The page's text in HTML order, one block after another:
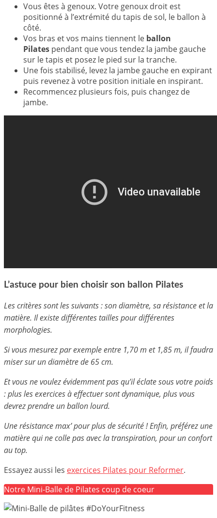
Vous êtes à genoux. Votre genoux droit est
positionné à l’extrémité du tapis de sol, le ballon à
côté.
Vos bras et vos mains tiennent le ballon
Pilates pendant que vous tendez la jambe gauche
sur le tapis et posez le pied sur la tranche.
Une fois stabilisé, levez la jambe gauche en expirant
puis revenez à votre position initiale en inspirant.
Recommencez plusieurs fois, puis changez de
jambe.
L’astuce pour bien choisir son ballon Pilates
Les critères sont les suivants : son diamètre, sa résistance et la
matière. Il existe différentes tailles pour différentes
morphologies.
Si vous mesurez par exemple entre 1,70 m et 1,85 m, il faudra
miser sur un diamètre de 65 cm.
Et vous ne voulez évidemment pas qu’il éclate sous votre poids
: plus les exercices à effectuer sont dynamique, plus vous
devrez prendre un ballon lourd.
Une résistance max’ pour plus de sécurité ! Enfin, préférez une
matière qui ne colle pas avec la transpiration, pour un confort
au top.
Essayez aussi les exercices Pilates pour Reformer.
Notre Mini-Balle de Pilates coup de coeur